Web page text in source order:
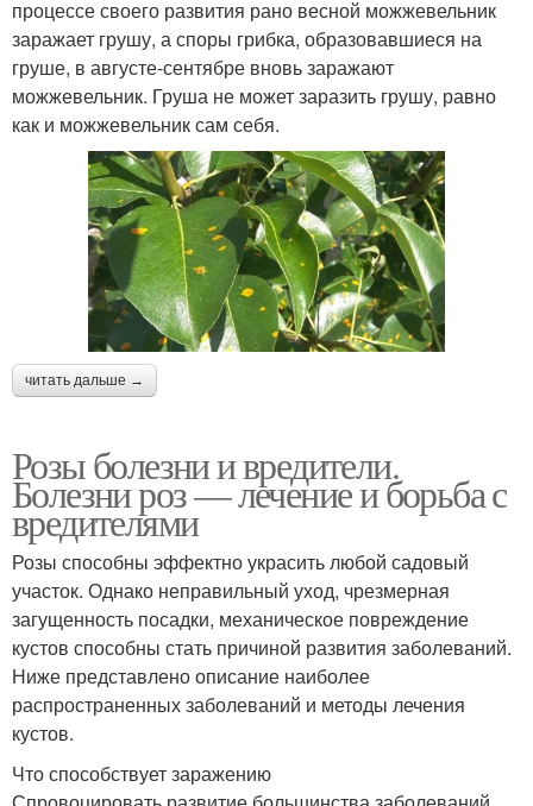
процессе своего развития рано весной можжевельник
заражает грушу, а споры грибка, образовавшиеся на
груше, в августе-сентябре вновь заражают
можжевельник. Груша не может заразить грушу, равно
как и можжевельник сам себя.
читать дальше →
Розы болезни и вредители.
Болезни роз — лечение и борьба с
вредителями
Розы способны эффектно украсить любой садовый
участок. Однако неправильный уход, чрезмерная
загущенность посадки, механическое повреждение
кустов способны стать причиной развития заболеваний.
Ниже представлено описание наиболее
распространенных заболеваний и методы лечения
кустов.
Что способствует заражению